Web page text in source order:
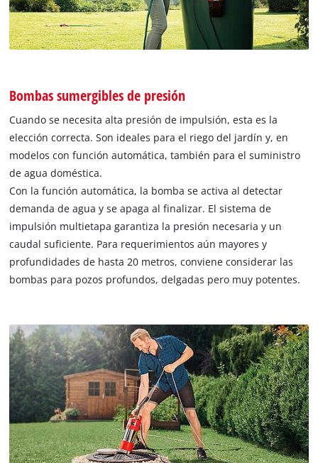
Bombas sumergibles de presión
Cuando se necesita alta presión de impulsión, esta es la
elección correcta. Son ideales para el riego del jardín y, en
modelos con función automática, también para el suministro
de agua doméstica.
Con la función automática, la bomba se activa al detectar
demanda de agua y se apaga al finalizar. El sistema de
impulsión multietapa garantiza la presión necesaria y un
caudal suficiente. Para requerimientos aún mayores y
profundidades de hasta 20 metros, conviene considerar las
bombas para pozos profundos, delgadas pero muy potentes.